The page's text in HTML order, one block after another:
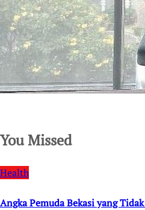
You Missed
Health
Angka Pemuda Bekasi yang